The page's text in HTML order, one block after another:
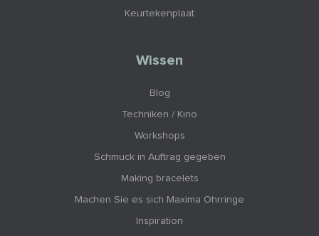
Keurtekenplaat
Wissen
Blog
Techniken / Kino
Workshops
Schmuck in Auftrag gegeben
Making bracelets
Machen Sie es sich Maxima Ohrringe
Inspiration